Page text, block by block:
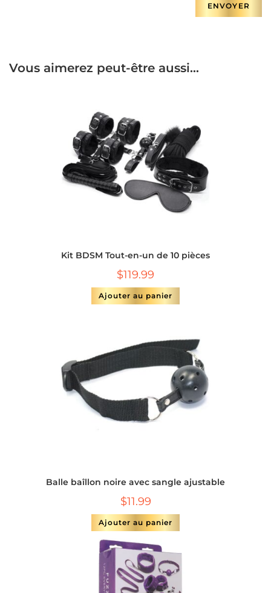
Vous aimerez peut-être aussi…
Kit BDSM Tout-en-un de 10 pièces
$119.99
Ajouter au panier
Balle baîllon noire avec sangle ajustable
$11.99
Ajouter au panier